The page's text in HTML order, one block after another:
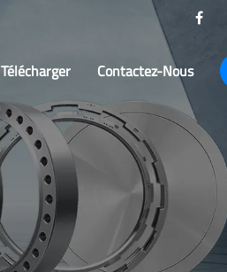
Télécharger Contactez-Nous